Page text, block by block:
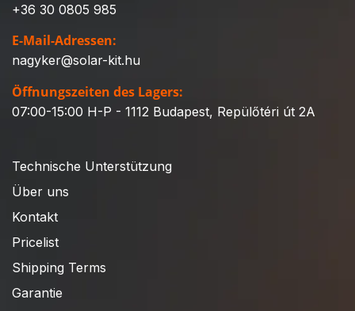
+36 30 0805 985
E-Mail-Adressen:
nagyker@solar-kit.hu
Öffnungszeiten des Lagers:
07:00-15:00 H-P - 1112 Budapest, Repülőtéri út 2A
Technische Unterstützung
Über uns
Kontakt
Pricelist
Shipping Terms
Garantie